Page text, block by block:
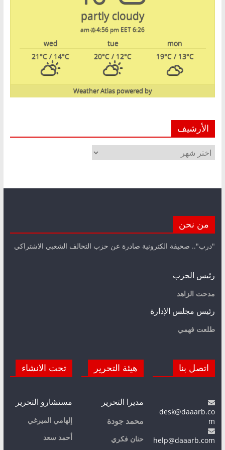
partly cloudy
6:26 am
4:56 pm EET
mon
tue
wed
19°C/ 13°C
20°C / 12°C
21°C / 14°C
powered by
Weather Atlas
الأرشيف
الأرشيف
من نحن
"درب".. صحيفة الكترونية صادرة عن حزب التحالف الشعبي الاشتراكي
رئيس الحزب
مدحت الزاهد
رئيس مجلس الإدارة
طلعت فهمي
اتصل بنا
desk@daaarb.co
m
help@daaarb.com
هيئة التحرير
مديرا التحرير
محمد جودة
حنان فكري
تحت الانشاء
مستشارو التحرير
إلهامي الميرغي
أحمد سعد